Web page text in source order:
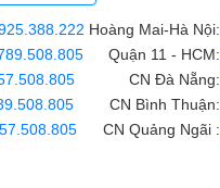
Hoàng Mai-Hà Nội:
Quận 11 - HCM:
CN Đà Nẵng:
CN Bình Thuận:
CN Quảng Ngãi :